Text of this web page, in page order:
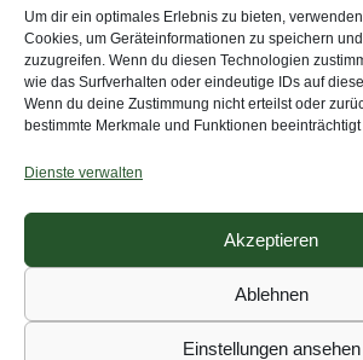
Um dir ein optimales Erlebnis zu bieten,
Cookies, um Geräteinformationen zu speichern
zuzugreifen. Wenn du diesen Technologien
wie das Surfverhalten oder eindeutige IDs auf
Wenn du deine Zustimmung nicht erteilst oder
bestimmte Merkmale und Funktionen
Dienste verwalten
Akzeptieren
Ablehnen
Einstellungen ansehen